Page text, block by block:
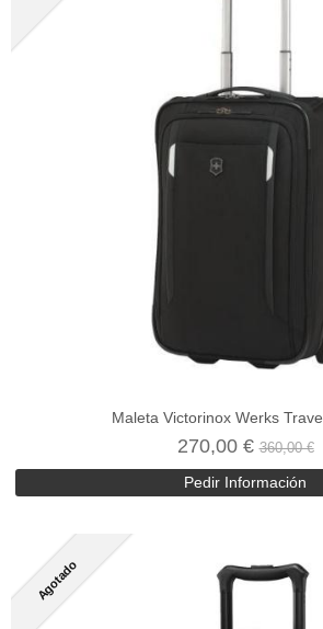
Maleta Victorinox Werks
270,00 €360,00 €
Pedir Información
Agotado